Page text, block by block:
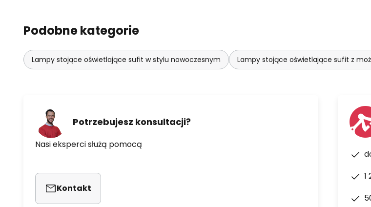
Podobne kategorie
Lampy stojące oświetlające sufit w stylu nowoczesnym Lampy stojące oświetlające sufit z
Potrzebujesz konsultacji?
Nasi eksperci służą pomocą
Kontakt
1